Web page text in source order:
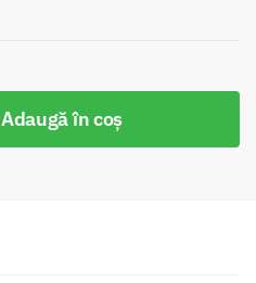
Adaugă în coș